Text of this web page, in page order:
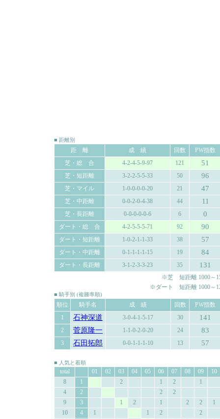
■ 距離別
距 離 成 績 回数
PW指数
芝・総 合
4-2-4-5-9-97 121 51
芝・短距離 3-2-2-5-5-33 50 96
芝・マイル 1-0-0-0-0-20 21 47
芝・中距離 0-0-2-0-4-38 44 11
芝・長距離 0-0-0-0-0-6 6 0
ダート・総 合 4-2-5-5-5-71 92 90
ダート・短距離 1-0-2-1-1-33 38 57
ダート・中距離 0-1-1-1-1-15 19 84
ダート・長距離 3-1-2-3-3-23 35 131
※芝 短距離 1000～
※ダート 短距離 1000～
■ 騎手別 (複勝率順)
順位 騎手名 成 績 回数
PW指数
1
石神深道 3-0-4-1-5-17 30 141
2 菅原隆一 1-1-0-2-0-20 24 83
3 石田拓郎 0-0-1-1-1-10 13 57
■ 人気と着順
total 01 02 03 04 05 06 07 08 09
10
8
1 2 1 2
1
4
2 2
2
9
3 1 2 1 2 2
1
10
4 1 1 2
2